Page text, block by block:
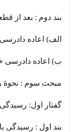
بند دوم : بعد از
الف) اعاده
ب) اعاده دادرسی
مبحث سوم : نحوۀ
گفتار اول:
بند اول : رسیدگی